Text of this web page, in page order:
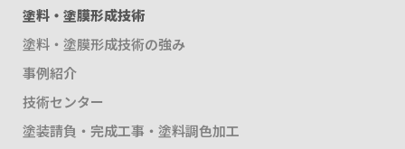
塗料・塗膜形成技術
塗料・塗膜形成技術の強み
事例紹介
技術センター
塗装請負・完成工事・塗料調色加工